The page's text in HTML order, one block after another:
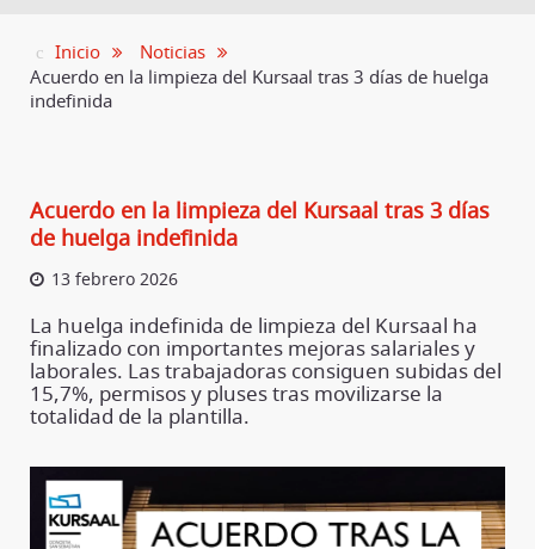
Inicio
Noticias
Acuerdo en la limpieza del Kursaal tras 3 días de huelga
indefinida
Acuerdo en la limpieza del Kursaal tras 3 días
de huelga indefinida
13 febrero 2026
La huelga indefinida de limpieza del Kursaal ha
finalizado con importantes mejoras salariales y
laborales. Las trabajadoras consiguen subidas del
15,7%, permisos y pluses tras movilizarse la
totalidad de la plantilla.